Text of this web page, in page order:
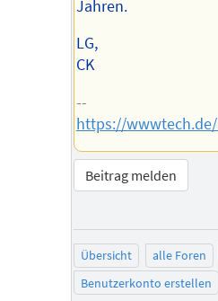
Jahren.
LG,
CK
--
https://
Beitrag melden
Übersicht alle Foren
Benutzerkonto erstellen